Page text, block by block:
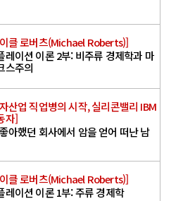
클 로버츠(Michael Roberts)]
레이션 이론 2부: 비주류 경제학과 마
스주의
산업 직업병의 시작, 실리콘밸리 IBM
자]
아했던 회사에서 암을 얻어 떠난 남
클 로버츠(Michael Roberts)]
레이션 이론 1부: 주류 경제학